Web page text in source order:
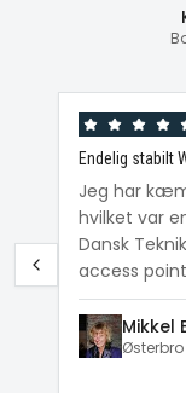
Endelig stabilt
Jeg har
hvilket var
Dansk
access
Mikkel
Østerbro